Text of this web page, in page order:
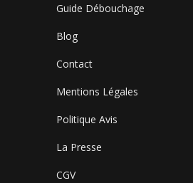
Guide Débouchage
Blog
Contact
Mentions Légales
Politique Avis
La Presse
CGV